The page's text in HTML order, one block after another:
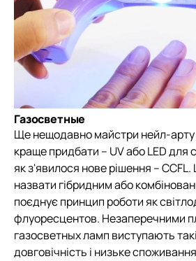
Газосветные
Ще нещодавно майстри нейл-
краще придбати – UV або LED для
як з'явилося нове рішення –
назвати гібридним або
поєднує принцип роботи як
флуоресцентов. Незаперечними
газосветных ламп виступають
довговічність і низьке